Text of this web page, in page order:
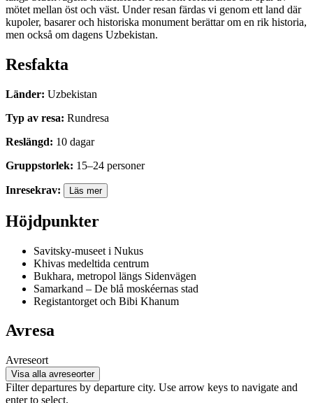
mötet mellan öst och väst. Under resan färdas vi genom ett land där
kupoler, basarer och historiska monument berättar om en rik historia,
men också om dagens Uzbekistan.
Resfakta
Länder: Uzbekistan
Typ av resa: Rundresa
Reslängd: 10 dagar
Gruppstorlek: 15–24 personer
Inresekrav: Läs mer
Höjdpunkter
Savitsky-museet i Nukus
Khivas medeltida centrum
Bukhara, metropol längs Sidenvägen
Samarkand – De blå moskéernas stad
Registantorget och Bibi Khanum
Avresa
Avreseort
Visa alla avreseorter
Filter departures by departure city. Use arrow keys to navigate and
enter to select.